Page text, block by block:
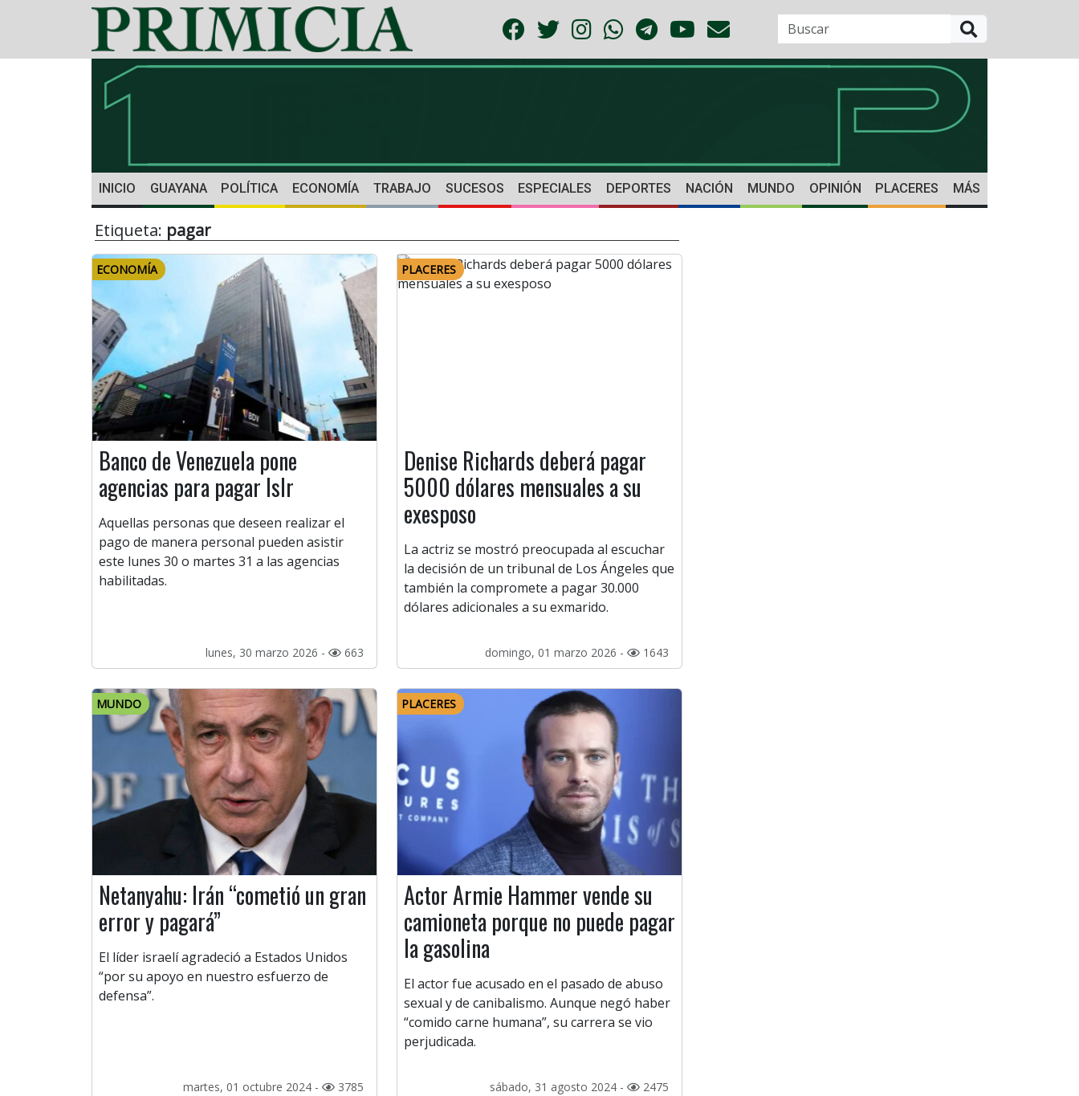
INICIO GUAYANA POLÍTICA ECONOMÍA TRABAJO SUCESOS ESPECIALES DEPORTES NACIÓN MUNDO OPINIÓN PLACERES MÁS
Etiqueta: pagar
ECONOMÍA
Banco de Venezuela pone
agencias para pagar Islr
Aquellas personas que deseen realizar el
pago de manera personal pueden asistir
este lunes 30 o martes 31 a las agencias
habilitadas.
lunes, 30 marzo 2026 - 663
PLACERES
Denise Richards deberá pagar
5000 dólares mensuales a su
exesposo
La actriz se mostró preocupada al escuchar
la decisión de un tribunal de Los Ángeles que
también la compromete a pagar 30.000
dólares adicionales a su exmarido.
domingo, 01 marzo 2026 - 1643
MUNDO
Netanyahu: Irán “cometió un gran
error y pagará”
El líder israelí agradeció a Estados Unidos
“por su apoyo en nuestro esfuerzo de
defensa”.
martes, 01 octubre 2024 - 3785
PLACERES
Actor Armie Hammer vende su
camioneta porque no puede pagar
la gasolina
El actor fue acusado en el pasado de abuso
sexual y de canibalismo. Aunque negó haber
“comido carne humana”, su carrera se vio
perjudicada.
sábado, 31 agosto 2024 - 2475